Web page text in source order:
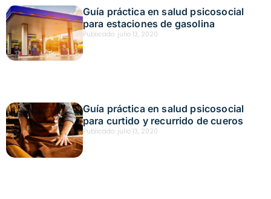
Guía práctica en salud psicosocial
para estaciones de gasolina
Publicado: julio 13, 2020
Guía práctica en salud psicosocial
para curtido y recurrido de cueros
Publicado: julio 13, 2020